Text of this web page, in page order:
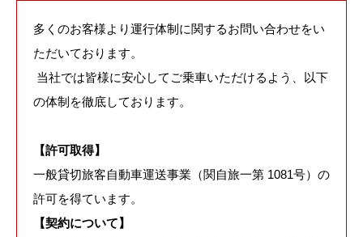
多くのお客様より運行体制に関するお問い合わせをい
ただいております。
当社では皆様に安心してご乗車いただけるよう、以下
の体制を徹底しております。
【許可取得】
一般貸切旅客自動車運送事業（関自旅一第 1081号）の
許可を得ています。
【契約について】